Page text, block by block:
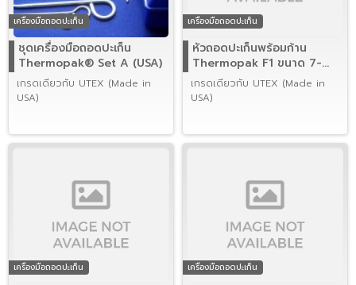
เครื่องมือถอดปะเก็น
ชุดเครื่องมือถอดปะเก็น
Thermopak® Set A (USA)
เกรดเดียวกับ UTEX (Made in
USA)
เครื่องมือถอดปะเก็น
หัวถอดปะเก็นพร้อมก้าน
Thermopak F1 ขนาด 7-
1/2" (USA)
เกรดเดียวกับ UTEX (Made in
USA)
เครื่องมือถอดปะเก็น เครื่องมือถอดปะเก็น